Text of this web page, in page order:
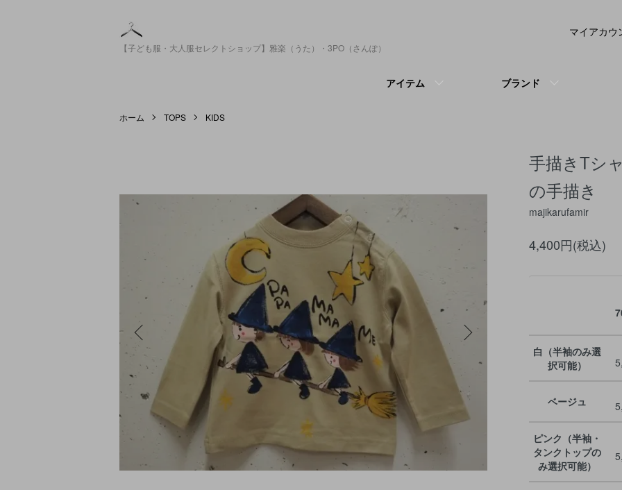
【子ども服・大人服セレクトショップ】雅楽（うた）・3PO（さんぽ）
アイテム ブランド
マイアカウ
ホーム TOPS KIDS
手描きTシ
の手描き
majikarufamir
4,400円(税込)
白（半袖のみ選
択可能）
ベージュ
ピンク（半袖・
タンクトップの
み選択可能）